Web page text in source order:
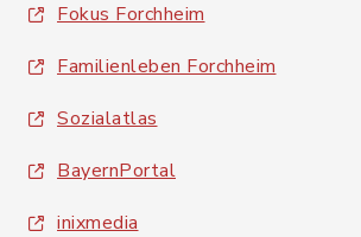
Fokus Forchheim
Familienleben Forchheim
Sozialatlas
BayernPortal
inixmedia